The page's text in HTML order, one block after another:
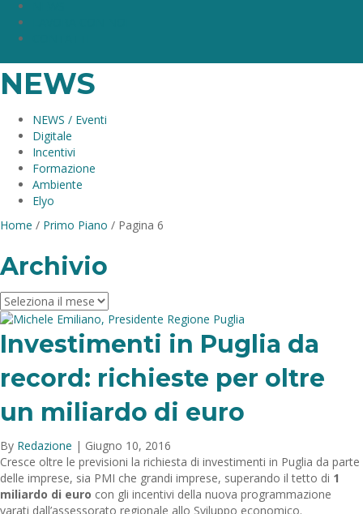
NEWS
NEWS / Eventi
Digitale
Incentivi
Formazione
Ambiente
Elyo
Home / Primo Piano / Pagina 6
Archivio
Archivio
Investimenti in Puglia da
record: richieste per oltre
un miliardo di euro
By Redazione | Giugno 10, 2016
Cresce oltre le previsioni la richiesta di investimenti in Puglia da parte
delle imprese, sia PMI che grandi imprese, superando il tetto di 1
miliardo di euro con gli incentivi della nuova programmazione
varati dall’assessorato regionale allo Sviluppo economico.